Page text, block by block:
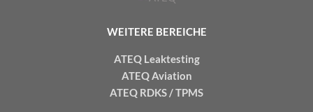
WEITERE BEREICHE
ATEQ Leaktesting
ATEQ Aviation
ATEQ RDKS / TPMS